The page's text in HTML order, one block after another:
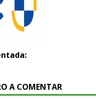
A COMENTAR